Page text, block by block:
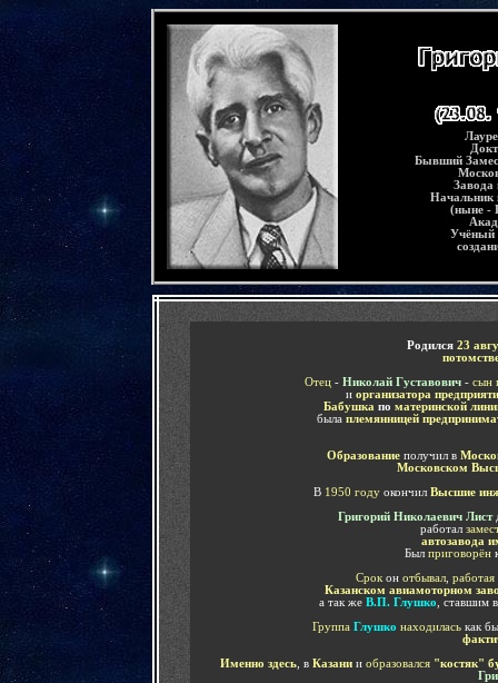
Бывший
Начальник
(ныне -
Учёный
Родился 23
Отец - Николай Густавович - сын
и организатора
Бабушка по материнской
была племянницей
Образованиеполучил в
Московском
В 1950 году окончил Высшие
Григорий Николаевич Лист
работал
автозавода
Был приговорён
Срокон отбывал, работая
Казанском авиамоторном
а так же В.П. Глушко , ставшим
Группа Глушко находилась как
Именно здесь , в Казани и образовался "костяк"